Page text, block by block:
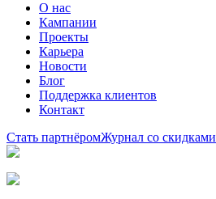
О нас
Кампании
Проекты
Карьера
Новости
Блог
Поддержка клиентов
Контакт
Стать партнёромЖурнал со скидками